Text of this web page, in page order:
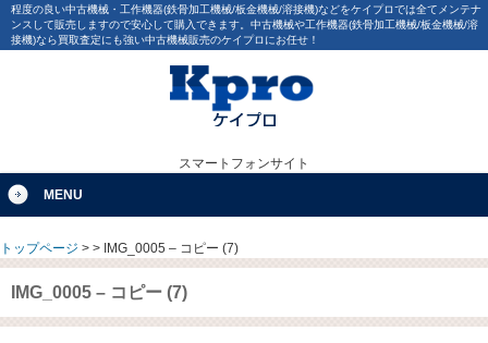
程度の良い中古機械・工作機器(鉄骨加工機械/板金機械/溶接機)などをケイプロでは全てメンテナ
ンスして販売しますので安心して購入できます。中古機械や工作機器(鉄骨加工機械/板金機械/溶
接機)なら買取査定にも強い中古機械販売のケイプロにお任せ！
スマートフォンサイト
MENU
トップページ > > IMG_0005 – コピー (7)
IMG_0005 – コピー (7)